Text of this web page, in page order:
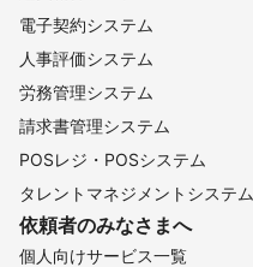
電子契約システム
人事評価システム
労務管理システム
請求書管理システム
POSレジ・POSシステム
タレントマネジメントシステム
依頼者のみなさまへ
個人向けサービス一覧